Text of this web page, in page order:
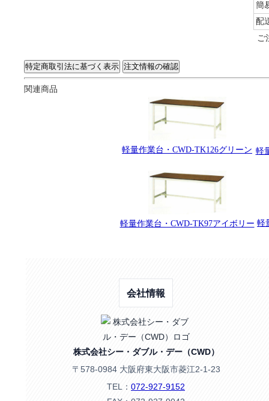
簡
配
ご
関連商品
軽量作業台・CWD-TK126グリーン 軽
軽量作業台・CWD-TK97アイボリー 軽
会社情報
株式会社シー・ダブル・デー（CWD）
〒578-0984 大阪府東大阪市菱江2-1-23
TEL： 072-927-9152